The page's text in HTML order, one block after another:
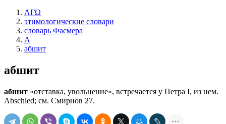
ΛΓΩ
этимологические словари
словарь Фасмера
А
абшит
абшит
абшит «отставка, увольнение», встречается у Петра I, из нем.
Abschied; см. Смирнов 27.